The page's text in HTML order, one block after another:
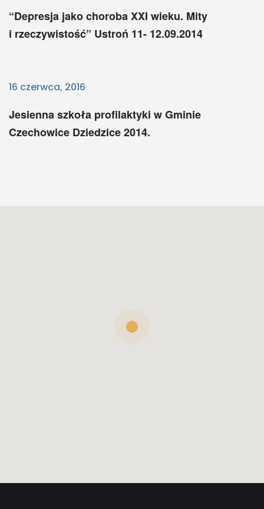
“Depresja jako choroba XXI wieku. Mity
i rzeczywistość” Ustroń 11- 12.09.2014
16 czerwca, 2016
Jesienna szkoła profilaktyki w Gminie
Czechowice Dziedzice 2014.